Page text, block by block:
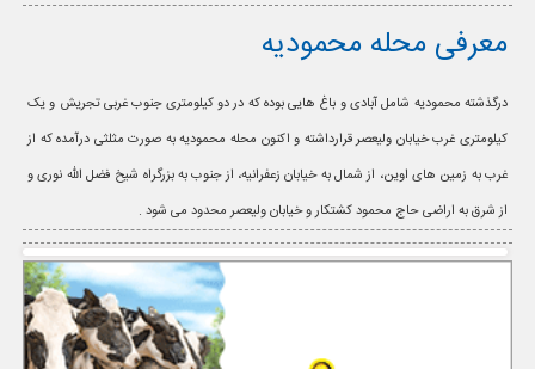
معرفی محله محمودیه
درگذشته محمودیه شامل آبادی و باغ هایی بوده که در دو کیلومتری جنوب غربی تجریش و یک
کیلومتری غرب خیابان ولیعصر قرارداشته و اکنون محله محمودیه به صورت مثلثی درآمده که از
غرب به زمین های اوین، از شمال به خیابان زعفرانیه، از جنوب به بزرگراه شیخ فضل الله نوری و
از شرق به اراضی حاج محمود کشتکار و خیابان ولیعصر محدود می شود .